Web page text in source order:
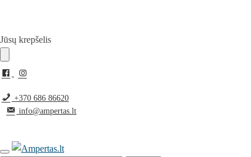
Pereiti
navigacijos
Pereiti
turinio
Jūsų krepšelis
+370 686 86620
info@ampertas.lt